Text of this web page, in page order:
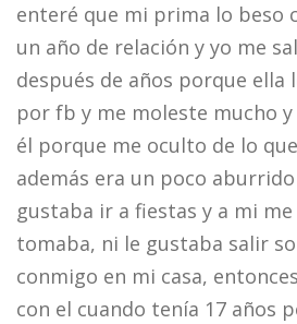
enteré que mi prima lo beso
un año de relación y yo me
después de años porque ella
por fb y me moleste mucho
él porque me oculto de lo
además era un poco
gustaba ir a fiestas y a mi
tomaba, ni le gustaba salir
conmigo en mi casa,
con el cuando tenía 17 años